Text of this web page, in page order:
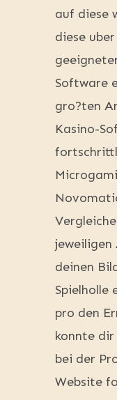
auf diese
diese
Software
gro?ten
Kasino-
jeweiligen
deinen
Spielholle
pro den
konnte
bei der
Website